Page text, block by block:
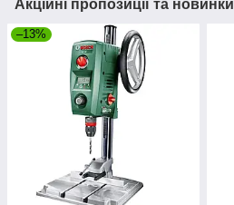
Акційні пропозиції та новинки
–13%